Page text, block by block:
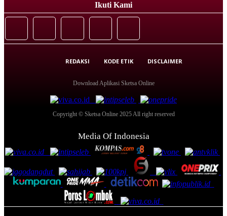
Ikuti Kami
REDAKSI KODE ETIK DISCLAIMER
Download Aplikasi Sketsa Online
Copyright © Sketsa Online 2025 All right reserved
Media Of Indonesia